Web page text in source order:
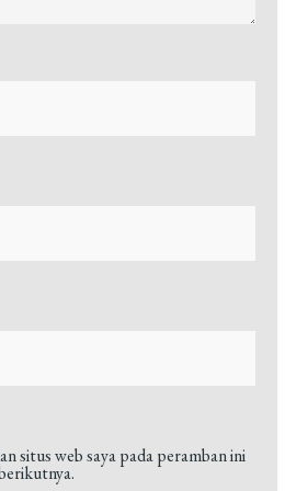
situs web saya pada peramban ini